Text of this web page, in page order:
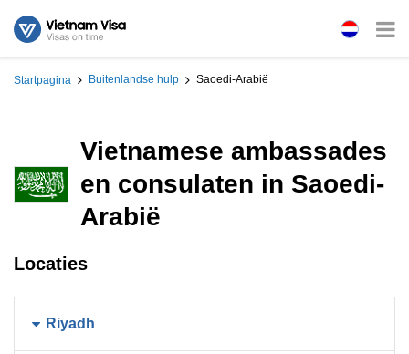
Startpagina Buitenlandse hulp Saoedi-Arabië
Vietnamese ambassades
en consulaten in Saoedi-
Arabië
Locaties
Riyadh